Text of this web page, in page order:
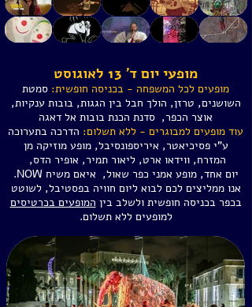
מופעי יום ד' 13 לאוגוסט
מופעים לכל המשפחה - בכניסה חופשית: סמטת
השושנים, טרזן, הולך חבל בין הגגות, בובות ענקיות,
אוצר הכפר, סדנת הכנת בובות אל דאגה
עוד מופעים למבוגרים - ללא תשלום: הדרכה בתערוכה
ע"י פסיכיאטר, איריספונסיבל, מופע מוזיקה מן
המזרח, ווידאו ארט, ליאור תמיר, אופיר הדס,
יום אחד, מופע אמני כפר שאול, איאם משיח NOW.
אנו ממליצים לכם לבוא ליום חוויה בפסטיבל, לשוטט
בכפר בכניסה חופשית ולשלב בין המופעים בכרטיסים
למופעים ללא תשלום.